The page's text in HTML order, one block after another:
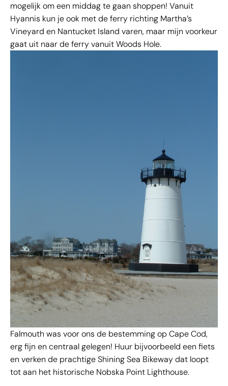
mogelijk om een middag te gaan shoppen! Vanuit
Hyannis kun je ook met de ferry richting Martha’s
Vineyard en Nantucket Island varen, maar mijn voorkeur
gaat uit naar de ferry vanuit Woods Hole.
Falmouth was voor ons de bestemming op Cape Cod,
erg fijn en centraal gelegen! Huur bijvoorbeeld een fiets
en verken de prachtige Shining Sea Bikeway dat loopt
tot aan het historische Nobska Point Lighthouse.